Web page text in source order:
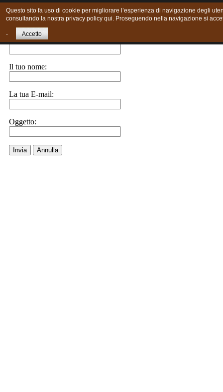
Invia ad un amico.
E-Mail a:
Il tuo nome:
La tua E-mail:
Oggetto:
Invia Annulla
Questo sito fa uso di cookie per migliorare l’esperienza di navigazione degli
consultando la nostra privacy policy qui. Proseguendo nella navigazione si
- Accetto